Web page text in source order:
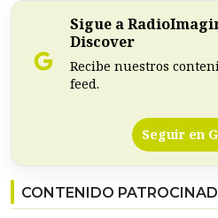
Sigue a
Discover
Recibe nuestros
feed.
Seguir en
CONTENIDO